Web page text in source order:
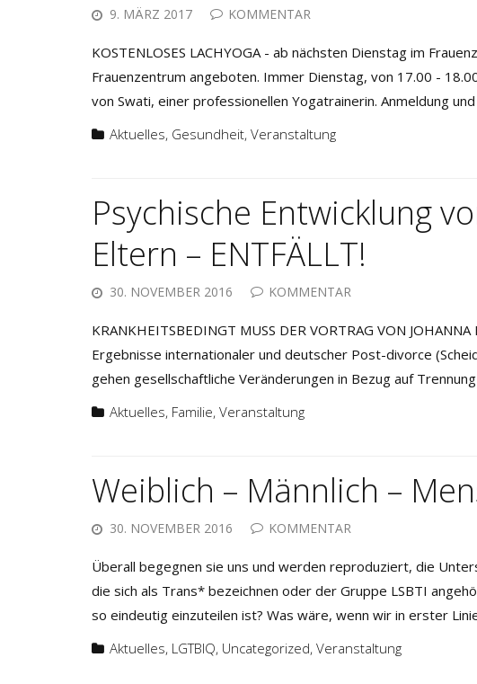
9. MÄRZ 2017 KOMMENTAR
KOSTENLOSES LACHYOGA - ab nächsten Dienstag im
Frauenzentrum angeboten. Immer Dienstag, von 17.00 -
von Swati, einer professionellen Yogatrainerin. Anmeldung
Aktuelles, Gesundheit, Veranstaltung
Psychische Entwicklung
Eltern – ENTFÄLLT!
30. NOVEMBER 2016 KOMMENTAR
KRANKHEITSBEDINGT MUSS DER VORTRAG VON
Ergebnisse internationaler und deutscher Post-divorce
gehen gesellschaftliche Veränderungen in Bezug auf
Aktuelles, Familie, Veranstaltung
Weiblich – Männlich –
30. NOVEMBER 2016 KOMMENTAR
Überall begegnen sie uns und werden reproduziert, die
die sich als Trans* bezeichnen oder der Gruppe LSBTI
so eindeutig einzuteilen ist? Was wäre, wenn wir in erster
Aktuelles, LGTBIQ, Uncategorized, Veranstaltung